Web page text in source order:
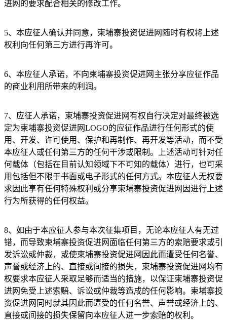
进网的要求配合相关的修改工作。
5、本应征人确认并同意，柬埔寨投资促进网随时有权将上述
权利向任何第三方进行再许可。
6、本应征人承诺，不向柬埔寨投资促进网主张分享应征作品
的商业利用所带来的利润。
7、应征人承诺，柬埔寨投资促进网有权自行决定对最终被选
定为柬埔寨投资促进网LOGO的应征作品进行任何形式的使
用、开发、许可使用、保护和再制作、再开发等活动，而不受
本应征人或任何第三方的任何干涉或限制。上述活动可针对任
何载体（包括在目前认知领域下不可知的载体）进行，也可采
用包括但不限于书面或电子形式的任何方式。本应征人无权要
求因此享有任何特殊权利或分享柬埔寨投资促进网因进行上述
行为所获得的任何权益。
8、如由于本应征人参与本次征集项目，无论本应征人有无过
错，而导致柬埔寨投资促进网面临任何第三方的索赔要求或引
发诉讼或仲裁，或使柬埔寨投资促进网因此而遭受任何名誉、
声誉或经济上的、直接或间接的损失，柬埔寨投资促进网均有
权要求本应征人采取足够而适当的措施，以保证柬埔寨投资促
进网免受上述索赔、诉讼或仲裁等造成的任何影响。柬埔寨投
资促进网同时就其因此而遭受的任何名誉、声誉或经济上的、
直接或间接的损失保留向本应征人进一步索赔的权利。